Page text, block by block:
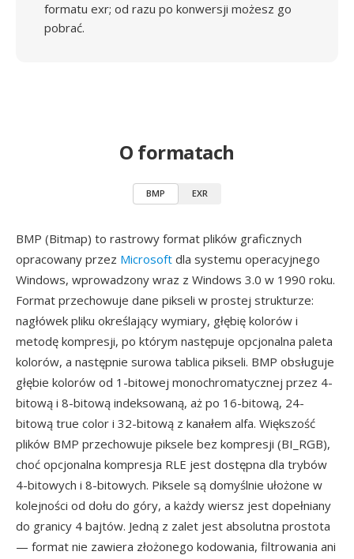
formatu exr; od razu po konwersji możesz go
pobrać.
O formatach
BMP EXR
BMP (Bitmap) to rastrowy format plików graficznych
opracowany przez Microsoft dla systemu operacyjnego
Windows, wprowadzony wraz z Windows 3.0 w 1990 roku.
Format przechowuje dane pikseli w prostej strukturze:
nagłówek pliku określający wymiary, głębię kolorów i
metodę kompresji, po którym następuje opcjonalna paleta
kolorów, a następnie surowa tablica pikseli. BMP obsługuje
głębie kolorów od 1-bitowej monochromatycznej przez 4-
bitową i 8-bitową indeksowaną, aż po 16-bitową, 24-
bitową true color i 32-bitową z kanałem alfa. Większość
plików BMP przechowuje piksele bez kompresji (BI_RGB),
choć opcjonalna kompresja RLE jest dostępna dla trybów
4-bitowych i 8-bitowych. Piksele są domyślnie ułożone w
kolejności od dołu do góry, a każdy wiersz jest dopełniany
do granicy 4 bajtów. Jedną z zalet jest absolutna prostota
— format nie zawiera złożonego kodowania, filtrowania ani